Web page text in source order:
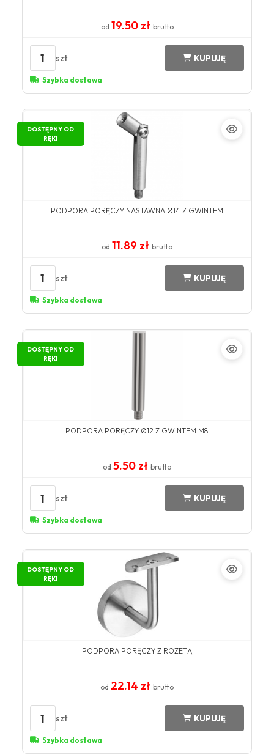
od 19.50 zł brutto
1 szt KUPUJĘ
Szybka dostawa
DOSTĘPNY OD
RĘKI
PODPORA PORĘCZY NASTAWNA Ø14 Z GWINTEM
od 11.89 zł brutto
1 szt KUPUJĘ
Szybka dostawa
DOSTĘPNY OD
RĘKI
PODPORA PORĘCZY Ø12 Z GWINTEM M8
od 5.50 zł brutto
1 szt KUPUJĘ
Szybka dostawa
DOSTĘPNY OD
RĘKI
PODPORA PORĘCZY Z ROZETĄ
od 22.14 zł brutto
1 szt KUPUJĘ
Szybka dostawa